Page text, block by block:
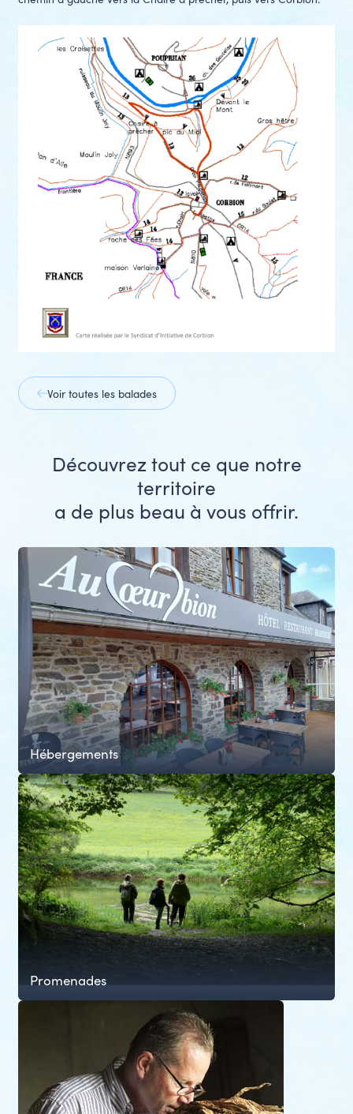
next
slide
slide
Voir toutes les balades
Découvrez tout ce que notre
territoire
a de plus beau à vous offrir.
Hébergements
Promenades